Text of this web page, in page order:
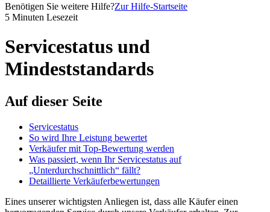
Benötigen Sie weitere Hilfe?Zur Hilfe-Startseite
5 Minuten Lesezeit
Servicestatus und
Mindeststandards
Auf dieser Seite
Servicestatus
So wird Ihre Leistung bewertet
Verkäufer mit Top-Bewertung werden
Was passiert, wenn Ihr Servicestatus auf
„Unterdurchschnittlich“ fällt?
Detaillierte Verkäuferbewertungen
Eines unserer wichtigsten Anliegen ist, dass alle Käufer einen